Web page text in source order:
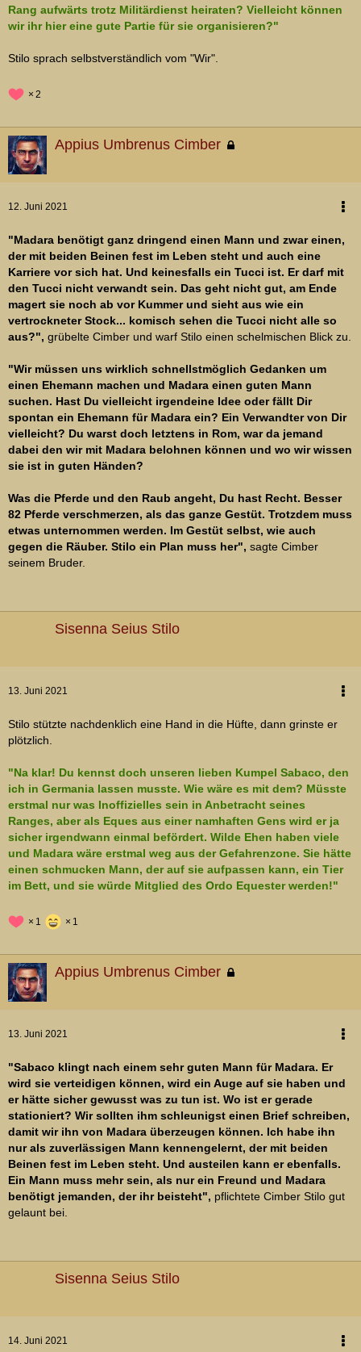
Rang aufwärts trotz Militärdienst heiraten? Vielleicht können
wir ihr hier eine gute Partie für sie organisieren?"
Stilo sprach selbstverständlich vom "Wir".
2
Appius Umbrenus Cimber
12. Juni 2021
"Madara benötigt ganz dringend einen Mann und zwar einen,
der mit beiden Beinen fest im Leben steht und auch eine
Karriere vor sich hat. Und keinesfalls ein Tucci ist. Er darf mit
den Tucci nicht verwandt sein. Das geht nicht gut, am Ende
magert sie noch ab vor Kummer und sieht aus wie ein
vertrockneter Stock... komisch sehen die Tucci nicht alle so
aus?", grübelte Cimber und warf Stilo einen schelmischen Blick zu.
"Wir müssen uns wirklich schnellstmöglich Gedanken um
einen Ehemann machen und Madara einen guten Mann
suchen. Hast Du vielleicht irgendeine Idee oder fällt Dir
spontan ein Ehemann für Madara ein? Ein Verwandter von Dir
vielleicht? Du warst doch letztens in Rom, war da jemand
dabei den wir mit Madara belohnen können und wo wir wissen
sie ist in guten Händen?
Was die Pferde und den Raub angeht, Du hast Recht. Besser
82 Pferde verschmerzen, als das ganze Gestüt. Trotzdem muss
etwas unternommen werden. Im Gestüt selbst, wie auch
gegen die Räuber. Stilo ein Plan muss her", sagte Cimber
seinem Bruder.
Sisenna Seius Stilo
13. Juni 2021
Stilo stützte nachdenklich eine Hand in die Hüfte, dann grinste er
plötzlich.
"Na klar! Du kennst doch unseren lieben Kumpel Sabaco, den
ich in Germania lassen musste. Wie wäre es mit dem? Müsste
erstmal nur was Inoffizielles sein in Anbetracht seines
Ranges, aber als Eques aus einer namhaften Gens wird er ja
sicher irgendwann einmal befördert. Wilde Ehen haben viele
und Madara wäre erstmal weg aus der Gefahrenzone. Sie hätte
einen schmucken Mann, der auf sie aufpassen kann, ein Tier
im Bett, und sie würde Mitglied des Ordo Equester werden!"
1 1
Appius Umbrenus Cimber
13. Juni 2021
"Sabaco klingt nach einem sehr guten Mann für Madara. Er
wird sie verteidigen können, wird ein Auge auf sie haben und
er hätte sicher gewusst was zu tun ist. Wo ist er gerade
stationiert? Wir sollten ihm schleunigst einen Brief schreiben,
damit wir ihn von Madara überzeugen können. Ich habe ihn
nur als zuverlässigen Mann kennengelernt, der mit beiden
Beinen fest im Leben steht. Und austeilen kann er ebenfalls.
Ein Mann muss mehr sein, als nur ein Freund und Madara
benötigt jemanden, der ihr beisteht", pflichtete Cimber Stilo gut
gelaunt bei.
Sisenna Seius Stilo
14. Juni 2021